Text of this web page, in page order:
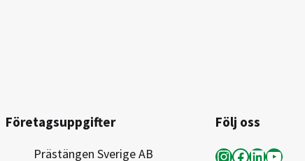
Företagsuppgifter
Prästängen Sverige AB
Följ oss
InstagramFacebook LinkedIn YouTube